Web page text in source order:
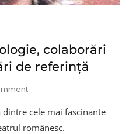
colaborări
de referință
On
Petrescu:
Cronologie,
dintre cele mai fascinante
românesc.